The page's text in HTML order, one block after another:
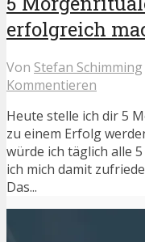
erfolgreich
Von Stefan Schimming
Kommentieren
Heute stelle ich dir 5
zu einem Erfolg
würde ich täglich alle
ich mich damit
Das...